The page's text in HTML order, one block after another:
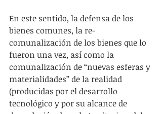
En este sentido, la defensa de los
bienes comunes, la re-
comunalización de los bienes que lo
fueron una vez, así como la
comunalización de “nuevas esferas y
materialidades” de la realidad
(producidas por el desarrollo
tecnológico y por su alcance de